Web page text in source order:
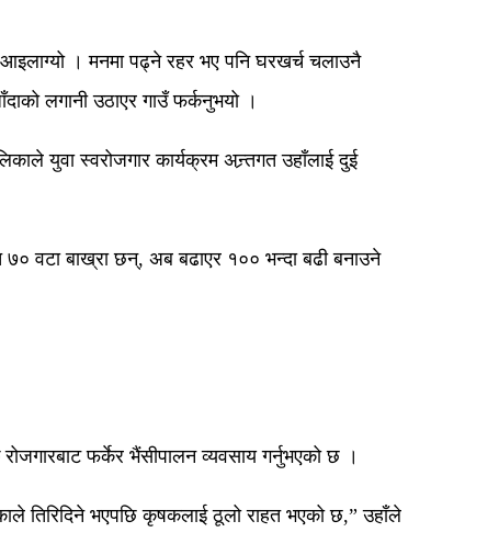
आइलाग्यो । मनमा पढ्ने रहर भए पनि घरखर्च चलाउनै
लगानी उठाएर गाउँ फर्कनुभयो ।
युवा स्वरोजगार कार्यक्रम अन्र्तगत उहाँलाई दुई
वटा बाख्रा छन्, अब बढाएर १०० भन्दा बढी बनाउने
फर्केर भैंसीपालन व्यवसाय गर्नुभएको छ ।
तिरिदिने भएपछि कृषकलाई ठूलो राहत भएको छ,” उहाँले